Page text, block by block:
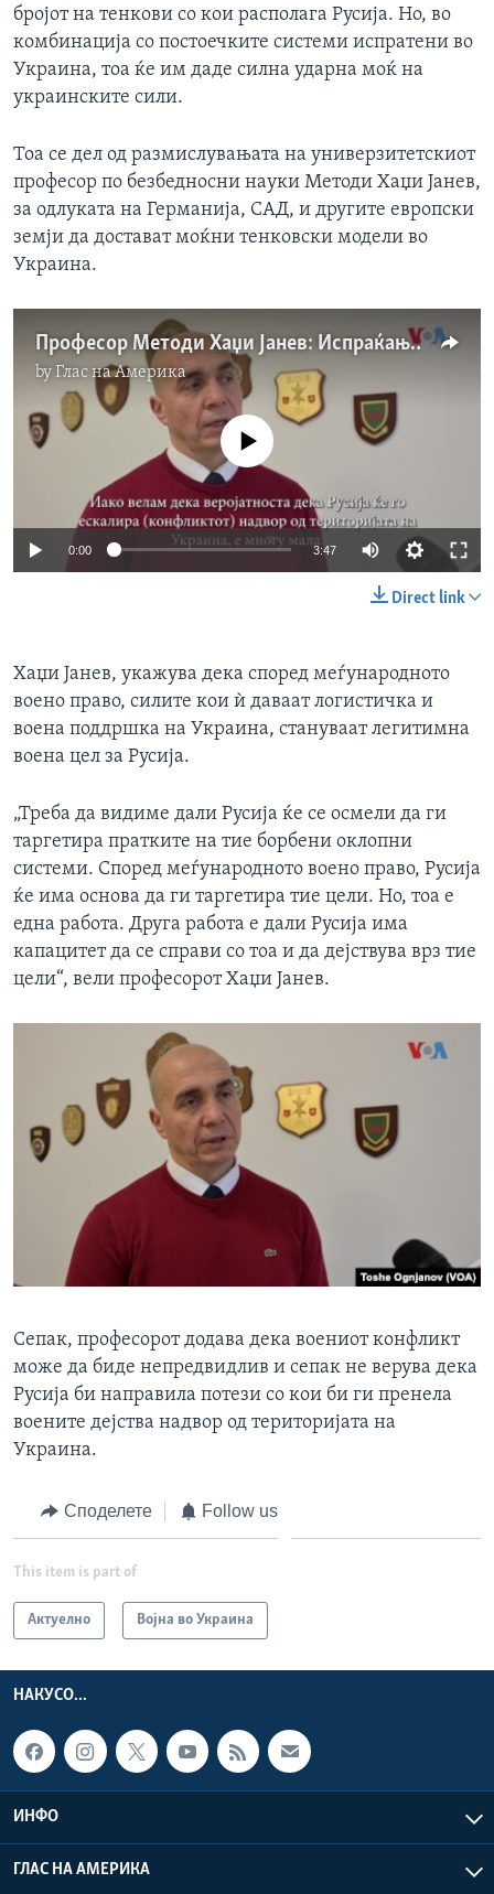
бројот на тенкови со кои располага Русија. Но, во
комбинација со постоечките системи испратени во
Украина, тоа ќе им даде силна ударна моќ на
украинските сили.
Тоа се дел од размислувањата на универзитетскиот
професор по безбедносни науки Методи Хаџи Јанев,
за одлуката на Германија, САД, и другите европски
земји да достават моќни тенковски модели во
Украина.
Професор Методи Хаџи Јанев: Испраќањето тенкови ѝ дава ударна моќ на Украина
byГлас на Америка
No media source currently available
0:00 3:47
Direct link
Хаџи Јанев, укажува дека според меѓународното
воено право, силите кои ѝ даваат логистичка и
воена поддршка на Украина, стануваат легитимна
воена цел за Русија.
„Треба да видиме дали Русија ќе се осмели да ги
таргетира пратките на тие борбени оклопни
системи. Според меѓународното воено право, Русија
ќе има основа да ги таргетира тие цели. Но, тоа е
една работа. Друга работа е дали Русија има
капацитет да се справи со тоа и да дејствува врз тие
цели“, вели професорот Хаџи Јанев.
Сепак, професорот додава дека воениот конфликт
може да биде непредвидлив и сепак не верува дека
Русија би направила потези со кои би ги пренела
воените дејства надвор од територијата на
Украина.
Споделете Follow us
This item is part of
Актуелно Војна во Украина
НАКУСО...
ИНФО
ГЛАС НА АМЕРИКА